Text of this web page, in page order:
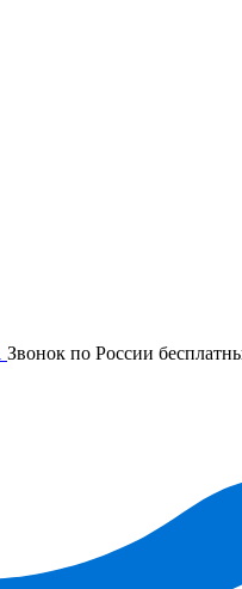
Звонок по России